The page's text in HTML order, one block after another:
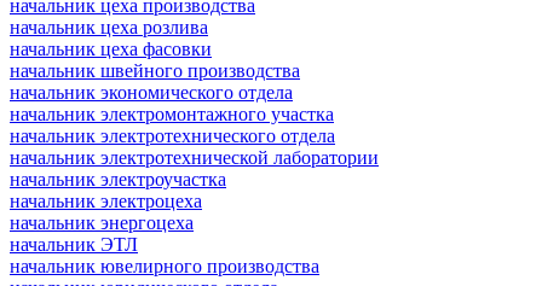
начальник цеха производства
начальник цеха розлива
начальник цеха фасовки
начальник швейного производства
начальник экономического отдела
начальник электромонтажного участка
начальник электротехнического отдела
начальник электротехнической лаборатории
начальник электроучастка
начальник электроцеха
начальник энергоцеха
начальник ЭТЛ
начальник ювелирного производства